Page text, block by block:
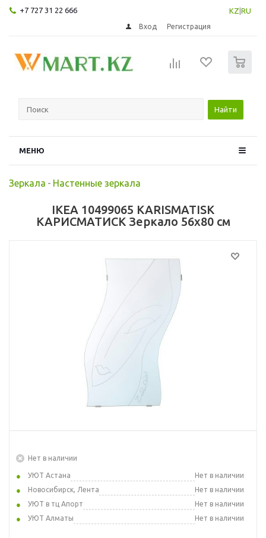
+7 727 31 22 666 KZ RU
Вход Регистрация
Найти
МЕНЮ
Зеркала - Настенные зеркала
IKEA 10499065 KARISMATISK
КАРИСМАТИСК Зеркало 56x80 см
Нет в наличии
УЮТ Астана
Нет в наличии
Новосибирск, Лента
Нет в наличии
УЮТ в тц Апорт
Нет в наличии
УЮТ Алматы
Нет в наличии